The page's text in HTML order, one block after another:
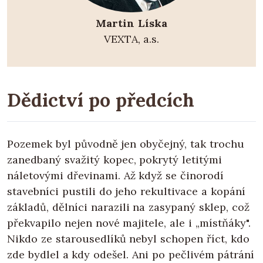
Martin Líska
VEXTA, a.s.
Dědictví po předcích
Pozemek byl původně jen obyčejný, tak trochu
zanedbaný svažitý kopec, pokrytý letitými
náletovými dřevinami. Až když se činorodí
stavebníci pustili do jeho rekultivace a kopání
základů, dělníci narazili na zasypaný sklep, což
překvapilo nejen nové majitele, ale i „místňáky".
Nikdo ze starousedlíků nebyl schopen říct, kdo
zde bydlel a kdy odešel. Ani po pečlivém pátrání